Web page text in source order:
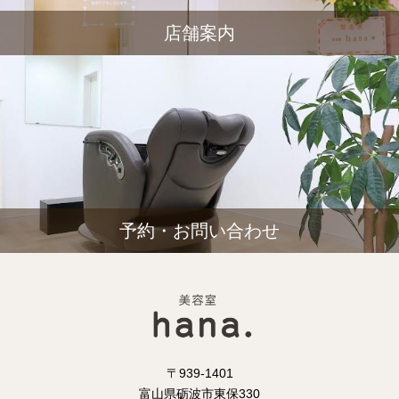
店舗案内
予約・お問い合わせ
〒939-1401
富山県砺波市東保330